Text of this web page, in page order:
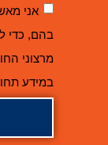
אני
בהם, כדי
מרצוני
במידע